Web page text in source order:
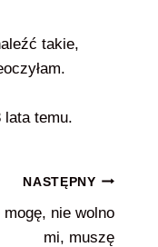
takie,
lata temu.
NASTĘPNY
mogę, nie wolno
mi, muszę